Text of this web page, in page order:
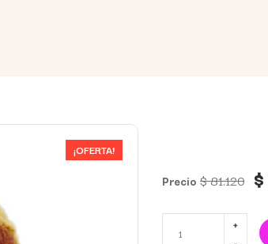
¡OFERTA!
Precio $81.120 $